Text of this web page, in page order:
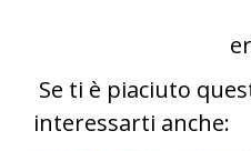
Se ti è piaciuto
interessarti anche: